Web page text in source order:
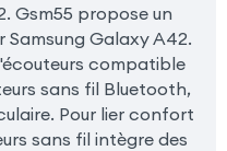
Gsm55 propose un
Galaxy A42.
compatible
sans fil Bluetooth,
Pour lier confort
sans fil intègre des